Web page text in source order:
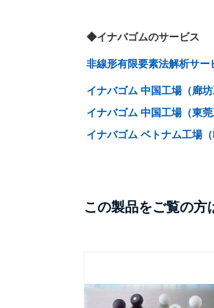
◆イナバゴムのサービス
非線形有限要素法解析サー
イナバゴム 中国工場（廊坊
イナバゴム 中国工場（東莞
イナバゴム ベトナム工場（
この製品をご覧の方